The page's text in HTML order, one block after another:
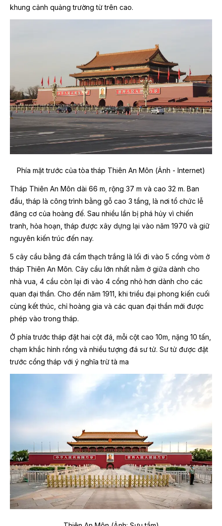
khung cảnh quảng trường từ trên cao.
Phía mặt trước của tòa tháp Thiên An Môn (Ảnh - Internet)
Tháp Thiên An Môn dài 66 m, rộng 37 m và cao 32 m. Ban
đầu, tháp là công trình bằng gỗ cao 3 tầng, là nơi tổ chức lễ
đăng cơ của hoàng đế. Sau nhiều lần bị phá hủy vì chiến
tranh, hỏa hoạn, tháp được xây dựng lại vào năm 1970 và giữ
nguyên kiến trúc đến nay.
5 cây cầu bằng đá cẩm thạch trắng là lối đi vào 5 cổng vòm ở
tháp Thiên An Môn. Cây cầu lớn nhất nằm ở giữa dành cho
nhà vua, 4 cầu còn lại đi vào 4 cổng nhỏ hơn dành cho các
quan đại thần. Cho đến năm 1911, khi triều đại phong kiến cuối
cùng kết thúc, chỉ hoàng gia và các quan đại thần mới được
phép vào trong tháp.
Ở phía trước tháp đặt hai cột đá, mỗi cột cao 10m, nặng 10 tấn,
chạm khắc hình rồng và nhiều tượng đá sư tử. Sư tử được đặt
trước cổng tháp với ý nghĩa trừ tà ma